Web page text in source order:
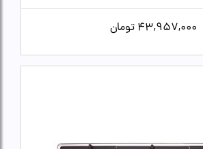
43,957,000 تومان